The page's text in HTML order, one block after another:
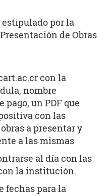
estipulado por la
de Obras
con la
nombre
un PDF que
con las
a presentar y
a las mismas
al día con las
la institución.
fechas para la